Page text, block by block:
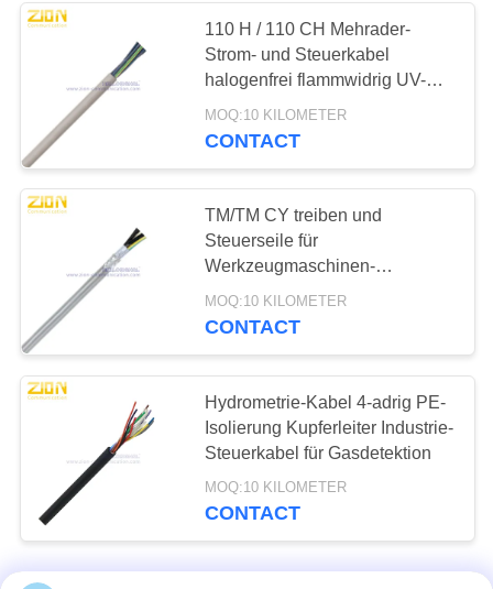
ADSS-Kabelfittings
74
110 H / 110 CH Mehrader-
Strom- und Steuerkabel
halogenfrei flammwidrig UV-
beständig grauer Mantel
MOQ:10 KILOMETER
CONTACT
TM/TM CY treiben und
Steuerseile für
Werkzeugmaschinen-
Ausrüstung in
Übereinstimmung mit
MOQ:10 KILOMETER
CONTACT
Hydrometrie-Kabel 4-adrig PE-
Isolierung Kupferleiter Industrie-
Steuerkabel für Gasdetektion
MOQ:10 KILOMETER
CONTACT